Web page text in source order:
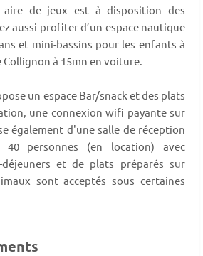
aire de jeux est à disposition des
aussi profiter d’un espace nautique
et mini-bassins pour les enfants à
Collignon à 15mn en voiture.
un espace Bar/snack et des plats
une connexion wifi payante sur
également d'une salle de réception
personnes (en location) avec
et de plats préparés sur
sont acceptés sous certaines